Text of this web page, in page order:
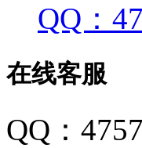
QQ：
在线客服
QQ：